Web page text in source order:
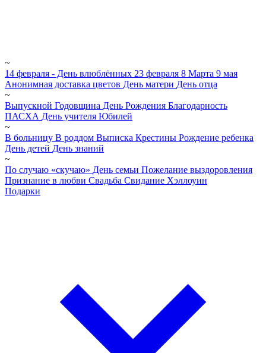
~
14 февраля - День влюблённых 23 февраля 8 Марта 9 мая
Анонимная доставка цветов День матери День отца
~
Выпускной Годовщина День Рождения Благодарность
ПАСХА День учителя Юбилей
~
В больницу В роддом Выписка Крестины Рождение ребенка
День детей День знаний
~
По случаю «скучаю» День семьи Пожелание выздоровления
Признание в любви Свадьба Свидание Хэллоуин
Подарки